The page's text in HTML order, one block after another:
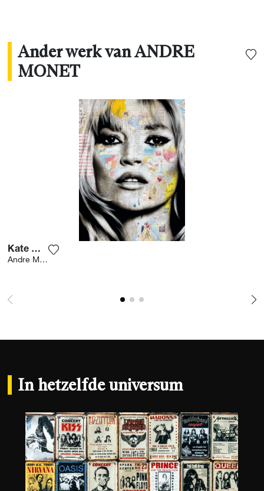
Ander werk van ANDRE
MONET
Kate Moss
Andre Monet
In hetzelfde universum